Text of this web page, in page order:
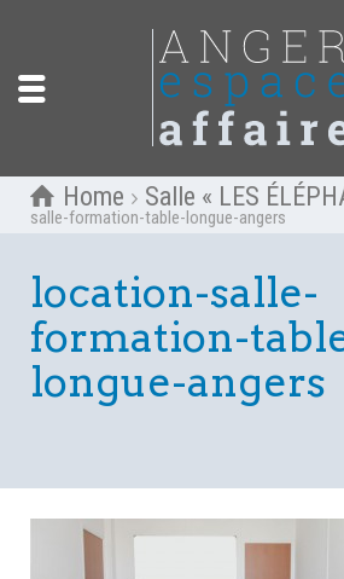
Home Salle « LES
salle-formation-table-longue-angers
location-salle-
formation-
longue-angers